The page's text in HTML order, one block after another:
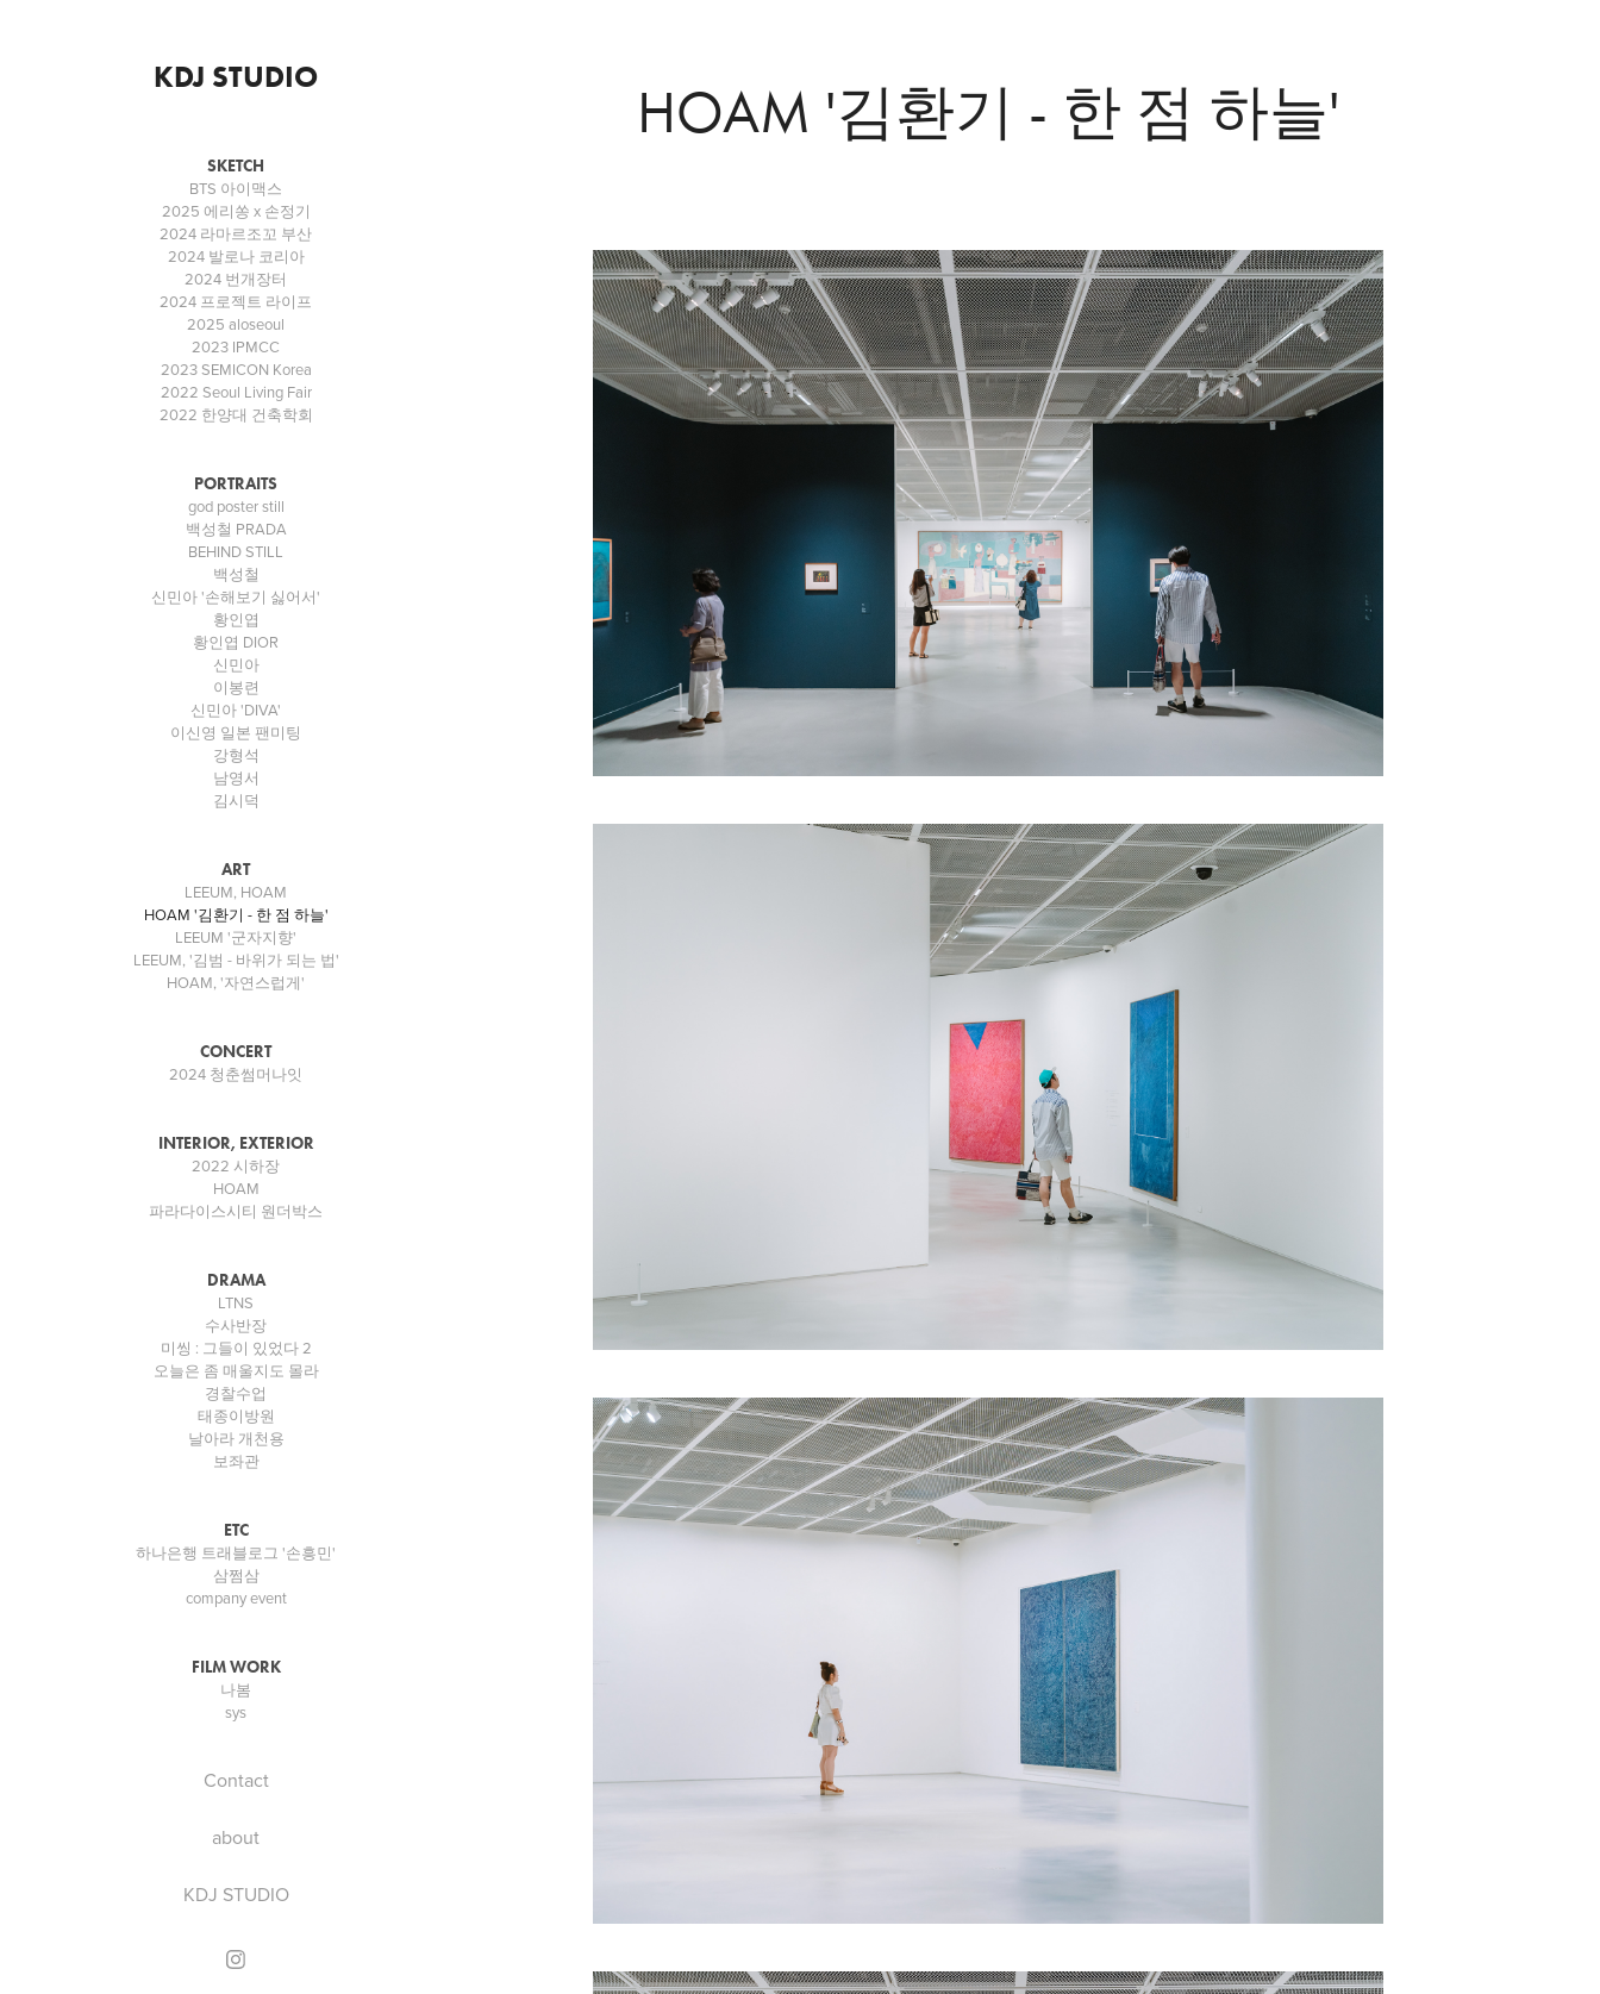
KDJ STUDIO
SKETCH
BTS 아이맥스
2025 에리쏭 x 손정기
2024 라마르조꼬 부산
2024 발로나 코리아
2024 번개장터
2024 프로젝트 라이프
2025 aloseoul
2023 IPMCC
2023 SEMICON Korea
2022 Seoul Living Fair
2022 한양대 건축학회
PORTRAITS
god poster still
백성철 PRADA
BEHIND STILL
백성철
신민아 '손해보기 싫어서'
황인엽
황인엽 DIOR
신민아
이봉련
신민아 'DIVA'
이신영 일본 팬미팅
강형석
남영서
김시덕
ART
LEEUM, HOAM
HOAM '김환기 - 한 점 하늘'
LEEUM '군자지향'
LEEUM, '김범 - 바위가 되는 법'
HOAM, '자연스럽게'
CONCERT
2024 청춘썸머나잇
INTERIOR, EXTERIOR
2022 시하장
HOAM
파라다이스시티 원더박스
DRAMA
LTNS
수사반장
미씽 : 그들이 있었다 2
오늘은 좀 매울지도 몰라
경찰수업
태종이방원
날아라 개천용
보좌관
ETC
하나은행 트래블로그 '손흥민'
삼쩜삼
company event
FILM WORK
나봄
sys
Contact
about
KDJ STUDIO
HOAM '김환기 - 한 점 하늘'